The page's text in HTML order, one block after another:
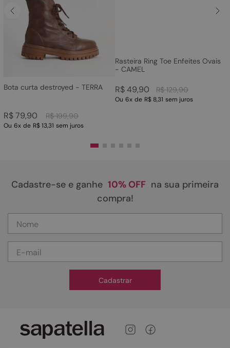
Bota curta destroyed - TERRA
R$ 199,90
R$79,90
Ou 6x de R$ 13,31 sem juros
Rasteira Ring Toe Enfeites Ovais
- CAMEL
R$ 129,90
R$49,90
Ou 6x de R$ 8,31 sem juros
Cadastre-se e ganhe 10% OFF na sua primeira
compra!
Cadastrar